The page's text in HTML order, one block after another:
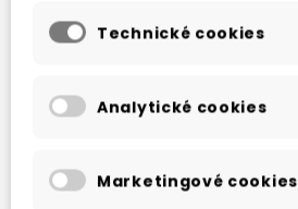
TAKÉ DOPORUČUJEME
Technické cookies
Analytické cookies
Marketingové cookies